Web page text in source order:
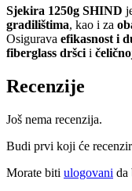
Sjekira 1250g SHIND
gradilištima, kao i za
Osigurava efikasnost i
fiberglass dršcii
Recenzije
Još nema recenzija.
Budi prvi koji će
Morate biti ulogovani da